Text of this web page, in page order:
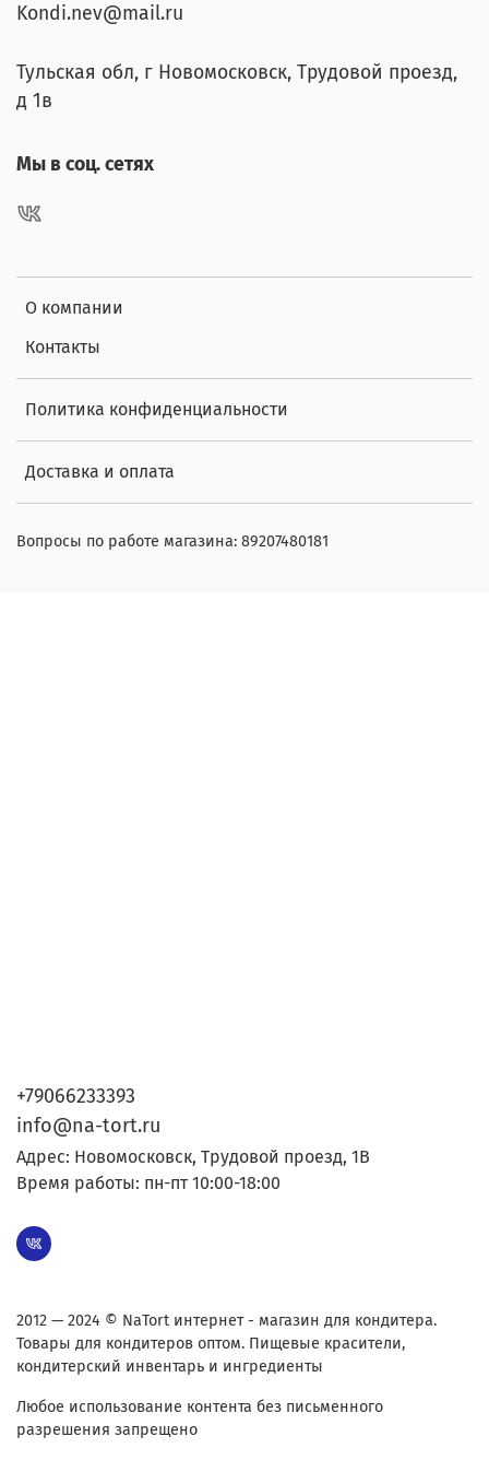
О компании
Контакты
Политика конфиденциальности
Доставка и оплата
Kondi.nev@mail.ru
Тульская обл, г Новомосковск, Трудовой проезд,
д 1в
Мы в соц. сетях
Вопросы по работе магазина: 89207480181
+79066233393
info@na-tort.ru
Адрес: Новомосковск, Трудовой проезд, 1В
Время работы: пн-пт 10:00-18:00
2012 — 2024 © NaTort интернет - магазин для кондитера.
Товары для кондитеров оптом. Пищевые красители,
кондитерский инвентарь и ингредиенты
Любое использование контента без письменного
разрешения запрещено